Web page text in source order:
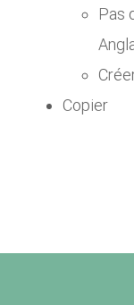
Pas
Copier